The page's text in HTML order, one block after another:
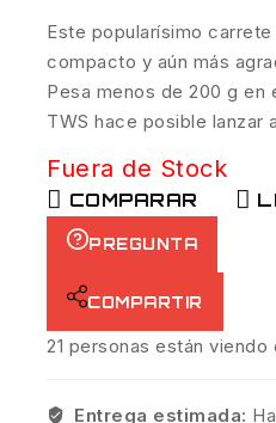
Este popularísimo
compacto y aún más
Pesa menos de 200 g en
TWS hace posible lanzar
Fuera de Stock
COMPARAR
PREGUNTA
COMPARTIR
21 personas están viendo
Entrega estimada: